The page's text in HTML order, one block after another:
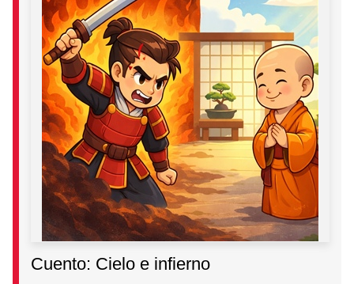
Cuento: Cielo e infierno